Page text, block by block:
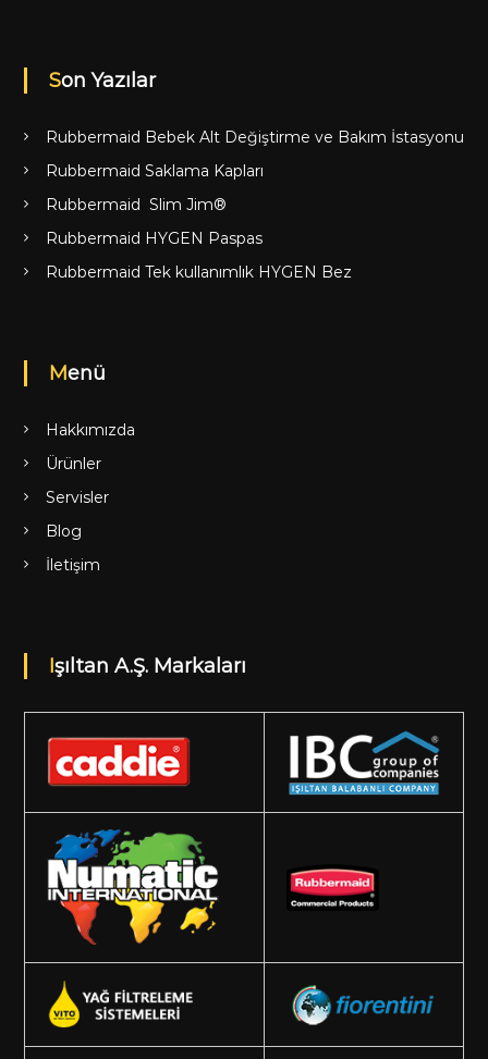
Son Yazılar
Rubbermaid Bebek Alt Değiştirme ve Bakım İstasyonu
Rubbermaid Saklama Kapları
Rubbermaid Slim Jim®
Rubbermaid HYGEN Paspas
Rubbermaid Tek kullanımlık HYGEN Bez
Menü
Hakkımızda
Ürünler
Servisler
Blog
İletişim
Işıltan A.Ş. Markaları